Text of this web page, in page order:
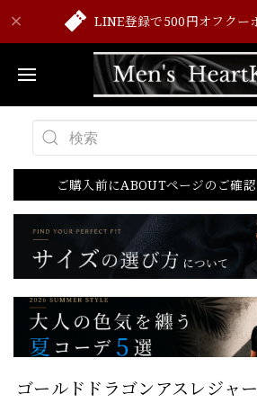
LINE登録で500円オフクー
ご購入前にABOUTページのご確
ゴールドドラゴンアスレジャ